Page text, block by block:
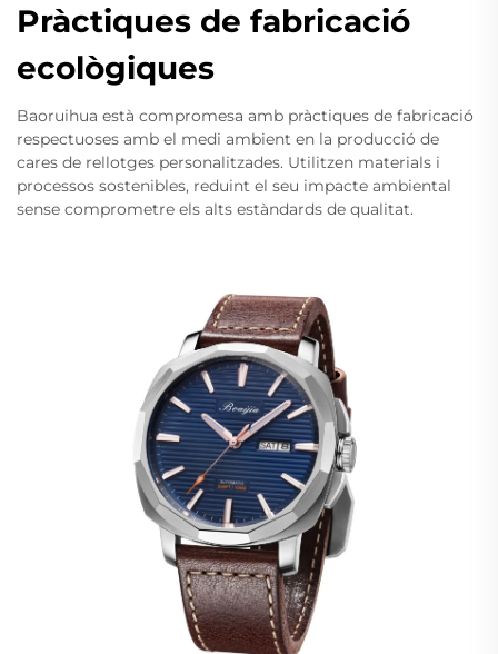
Pràctiques de fabricació
ecològiques
Baoruihua està compromesa amb pràctiques de fabricació
respectuoses amb el medi ambient en la producció de
cares de rellotges personalitzades. Utilitzen materials i
processos sostenibles, reduint el seu impacte ambiental
sense comprometre els alts estàndards de qualitat.